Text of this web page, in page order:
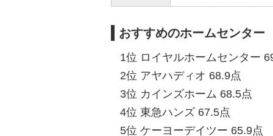
おすすめのホームセンター
1位 ロイヤルホームセンター
2位 アヤハディオ 68.9点
3位 カインズホーム 68.5点
4位 東急ハンズ 67.5点
5位 ケーヨーデイツー 65.9点